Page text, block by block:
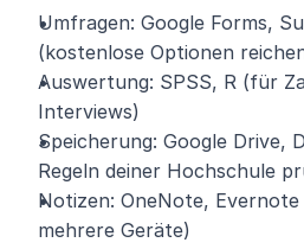
Umfragen: Google Forms,
(kostenlose Optionen
Auswertung: SPSS, R (für
Interviews)
Speicherung: Google Drive,
Regeln deiner Hochschule
Notizen: OneNote,
mehrere Geräte)